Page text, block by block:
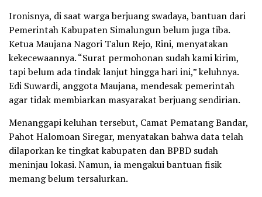
Ironisnya, di saat warga berjuang swadaya, bantuan dari
Pemerintah Kabupaten Simalungun belum juga tiba.
Ketua Maujana Nagori Talun Rejo, Rini, menyatakan
kekecewaannya. “Surat permohonan sudah kami kirim,
tapi belum ada tindak lanjut hingga hari ini,” keluhnya.
Edi Suwardi, anggota Maujana, mendesak pemerintah
agar tidak membiarkan masyarakat berjuang sendirian.
Menanggapi keluhan tersebut, Camat Pematang Bandar,
Pahot Halomoan Siregar, menyatakan bahwa data telah
dilaporkan ke tingkat kabupaten dan BPBD sudah
meninjau lokasi. Namun, ia mengakui bantuan fisik
memang belum tersalurkan.